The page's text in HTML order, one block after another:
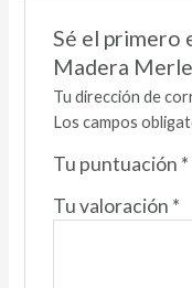
Sé el primero
Madera
Tu dirección de
Los campos
Tu puntuación *
Tu valoración *